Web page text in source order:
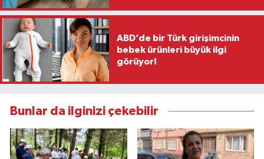
ABD’de bir Türk girişimcinin
bebek ürünleri büyük ilgi
görüyor!
Bunlar da ilginizi çekebilir